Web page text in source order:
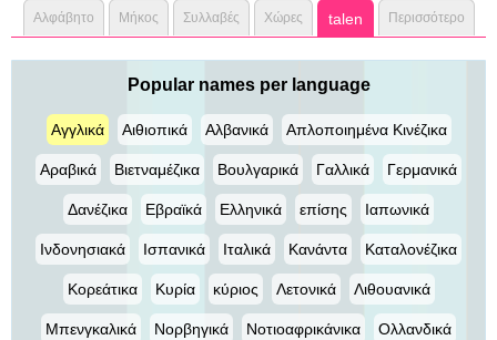
Αλφάβητο Μήκος Συλλαβές Χώρες talen Περισσότερο
Popular names per language
Αγγλικά Αιθιοπικά Αλβανικά Απλοποιημένα Κινέζικα
Αραβικά Βιετναμέζικα Βουλγαρικά Γαλλικά Γερμανικά
Δανέζικα Εβραϊκά Ελληνικά επίσης Ιαπωνικά
Ινδονησιακά Ισπανικά Ιταλικά Κανάντα Καταλονέζικα
Κορεάτικα Κυρία κύριος Λετονικά Λιθουανικά
Μπενγκαλικά Νορβηγικά Νοτιοαφρικάνικα Ολλανδικά